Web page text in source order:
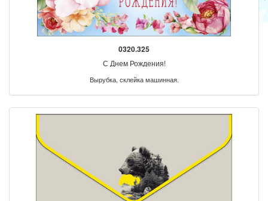
0320.325
С Днем Рождения!
Вырубка, склейка машинная.